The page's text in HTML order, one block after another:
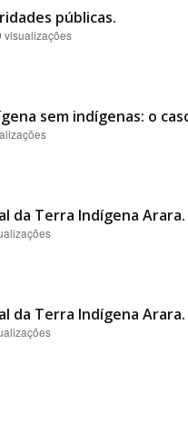
públicas.
visualizações
sem indígenas: o
da Terra Indígena Arara.
da Terra Indígena Arara.